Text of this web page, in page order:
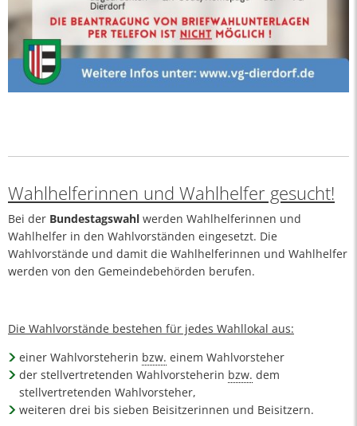
Wahlhelferinnen und Wahlhelfer gesucht!
Bei der Bundestagswahl werden Wahlhelferinnen und
Wahlhelfer in den Wahlvorständen eingesetzt. Die
Wahlvorstände und damit die Wahlhelferinnen und Wahlhelfer
werden von den Gemeindebehörden berufen.
Die Wahlvorstände bestehen für jedes Wahllokal aus:
einer Wahlvorsteherin bzw. einem Wahlvorsteher
der stellvertretenden Wahlvorsteherin bzw. dem
stellvertretenden Wahlvorsteher,
weiteren drei bis sieben Beisitzerinnen und Beisitzern.